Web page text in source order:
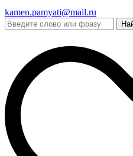
kamen.pamyati@mail.ru